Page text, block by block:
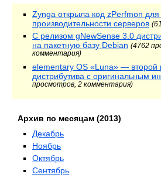
Zynga открыла код zPerfmon для
производительности серверов
С релизом gNewSense 3.0
на пакетную базу Debian (4762
комментария)
elementary OS «Luna» — второй
дистрибутива с оригинальным
просмотров, 2 комментария)
Архив по месяцам (2013)
Декабрь
Ноябрь
Октябрь
Сентябрь